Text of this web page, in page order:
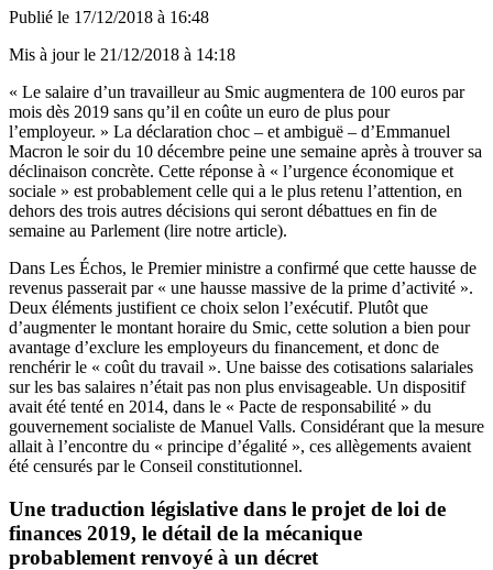
Publié le 17/12/2018 à 16:48
Mis à jour le 21/12/2018 à 14:18
« Le salaire d’un travailleur au Smic augmentera de 100 euros par
mois dès 2019 sans qu’il en coûte un euro de plus pour
l’employeur. » La déclaration choc – et ambiguë – d’Emmanuel
Macron le soir du 10 décembre peine une semaine après à trouver sa
déclinaison concrète. Cette réponse à « l’urgence économique et
sociale » est probablement celle qui a le plus retenu l’attention, en
dehors des trois autres décisions qui seront débattues en fin de
semaine au Parlement (lire notre article).
Dans Les Échos, le Premier ministre a confirmé que cette hausse de
revenus passerait par « une hausse massive de la prime d’activité ».
Deux éléments justifient ce choix selon l’exécutif. Plutôt que
d’augmenter le montant horaire du Smic, cette solution a bien pour
avantage d’exclure les employeurs du financement, et donc de
renchérir le « coût du travail ». Une baisse des cotisations salariales
sur les bas salaires n’était pas non plus envisageable. Un dispositif
avait été tenté en 2014, dans le « Pacte de responsabilité » du
gouvernement socialiste de Manuel Valls. Considérant que la mesure
allait à l’encontre du « principe d’égalité », ces allègements avaient
été censurés par le Conseil constitutionnel.
Une traduction législative dans le projet de loi de
finances 2019, le détail de la mécanique
probablement renvoyé à un décret